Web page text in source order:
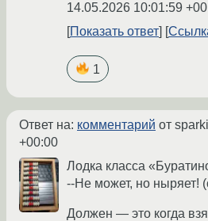
14.05.2026 10:01:59
Показать ответ
1
Ответ на: комментарий от
+00:00
Лодка класса
--Не может, но ныряет!
Должен — это когда